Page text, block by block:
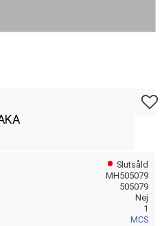
Slutsåld
MH505079
505079
Nej
1
MCS